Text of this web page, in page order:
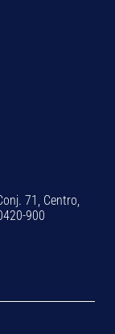
71, Centro,
900